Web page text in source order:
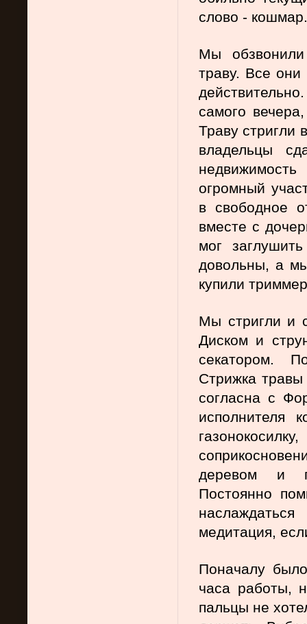
слово -
Мы
траву. Все
самого
Траву
владельцы
огромный
в свободное
вместе с
мог
довольны, а
купили
Мы стригли и
Диском и
секатором.
Стрижка травы
согласна с
исполнителя
деревом и
Постоянно
медитация,
Поначалу
часа работы,
пальцы не